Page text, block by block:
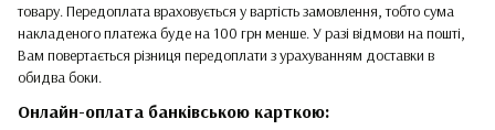
товару. Передоплата враховується у вартість замовлення, тобто сума
накладеного платежа буде на 100 грн менше. У разі відмови на пошті,
Вам повертається різниця передоплати з урахуванням доставки в
обидва боки.
Онлайн-оплата банківською карткою: